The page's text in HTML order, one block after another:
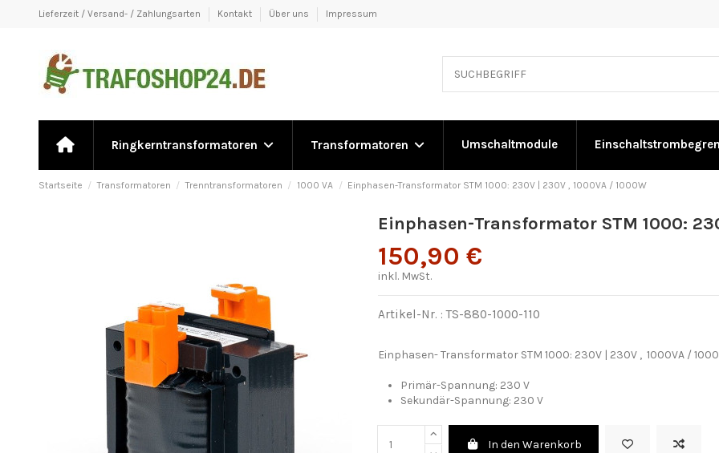
Lieferzeit / Versand- / Zahlungsarten Kontakt Über uns Impressum
Ringkerntransformatoren Transformatoren Umschaltmodule
Startseite Transformatoren Trenntransformatoren 1000 VA Einphasen-Transformator STM 1000: 230V | 230V , 1000VA / 1000W
Einphasen-Transformator STM 1000:
150,90 €
inkl. MwSt.
Artikel-Nr. : TS-880-1000-110
Einphasen- Transformator STM 1000: 230V | 230V , 1000VA /
Primär-Spannung: 230 V
Sekundär-Spannung: 230 V
In den Warenkorb